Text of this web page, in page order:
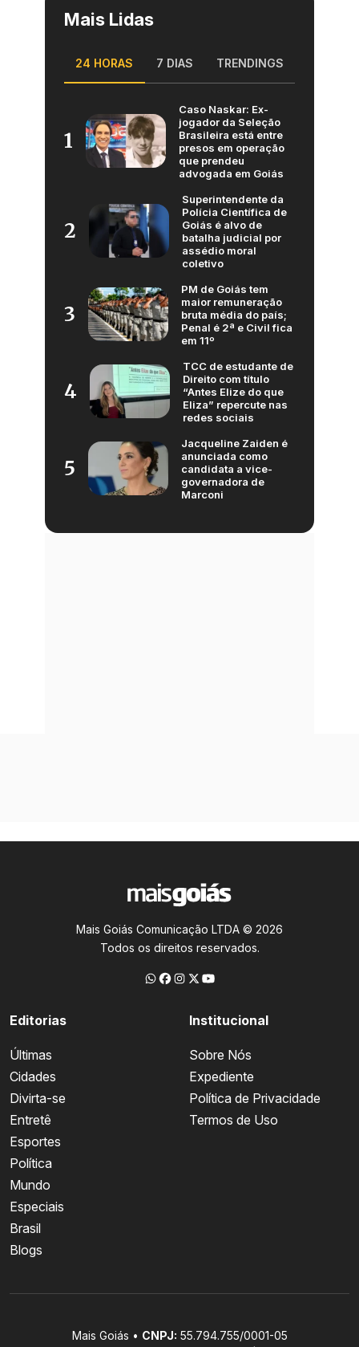
Mais Lidas
24 HORAS 7 DIAS TRENDINGS
1
Caso Naskar: Ex-
jogador da Seleção
Brasileira está entre
presos em operação
que prendeu
advogada em Goiás
2
Superintendente da
Polícia Científica de
Goiás é alvo de
batalha judicial por
assédio moral
coletivo
3
PM de Goiás tem
maior remuneração
bruta média do país;
Penal é 2ª e Civil fica
em 11º
4
TCC de estudante de
Direito com título
“Antes Elize do que
Eliza” repercute nas
redes sociais
5
Jacqueline Zaiden é
anunciada como
candidata a vice-
governadora de
Marconi
Mais Goiás Comunicação LTDA © 2026
Todos os direitos reservados.
Editorias
Últimas
Cidades
Divirta-se
Entretê
Esportes
Política
Mundo
Especiais
Brasil
Blogs
Institucional
Sobre Nós
Expediente
Política de Privacidade
Termos de Uso
Mais Goiás • CNPJ: 55.794.755/0001-05